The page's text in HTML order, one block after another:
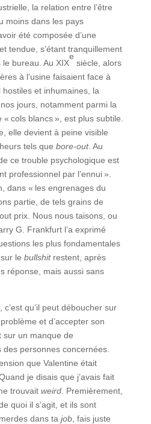
la relation entre l’être
moins dans les pays
été composée d’une
tendue, s’étant tranquillement
le bureau. Au XIX
e
siècle, alors
à l’usine faisaient face à
et inhumaines, la
jours, notamment parmi la
cols blancs », est plus subtile.
elle devient à peine visible
tels que bore-out. Au
ce trouble psychologique est
professionnel par l’ennui ».
dans « les engrenages du
partie, de tels grains de
prix. Nous nous taisons, ou
G. Frankfurt l’a exprimé
les plus fondamentales
le bullshitrestent, après
réponse, mais aussi sans
qu’il peut déboucher sur
et d’accepter son
sur un manque de
personnes concernées.
que Valentine était
je disais que j’avais fait
trouvait weird. Premièrement,
quoi il s’agit, et ils sont
dans ta job, fais juste